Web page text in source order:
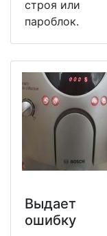
строя или
пароблок.
Выдает
ошибку